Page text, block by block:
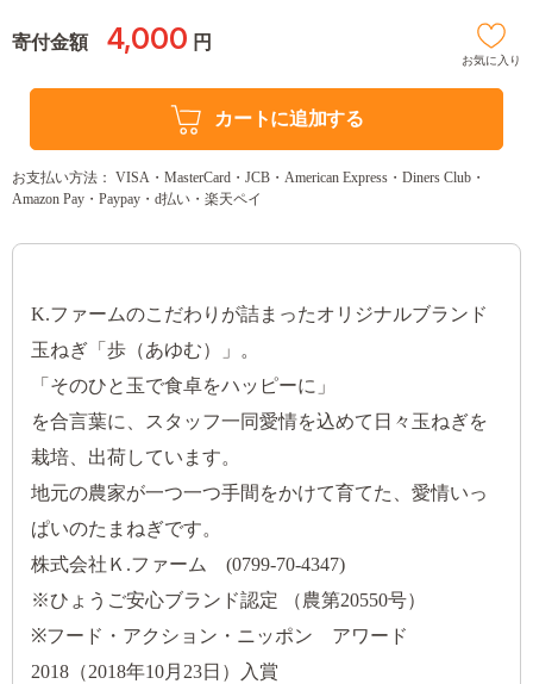
寄付金額 4,000 円
お気に入り
カートに追加する
お支払い方法： VISA・MasterCard・JCB・American Express・Diners Club・
Amazon Pay・Paypay・d払い・楽天ペイ
K.ファームのこだわりが詰まったオリジナルブランド
玉ねぎ「歩（あゆむ）」。
「そのひと玉で食卓をハッピーに」
を合言葉に、スタッフ一同愛情を込めて日々玉ねぎを
栽培、出荷しています。
地元の農家が一つ一つ手間をかけて育てた、愛情いっ
ぱいのたまねぎです。
株式会社Ｋ.ファーム (0799-70-4347)
※ひょうご安心ブランド認定 （農第20550号）
※フード・アクション・ニッポン アワード
2018（2018年10月23日）入賞